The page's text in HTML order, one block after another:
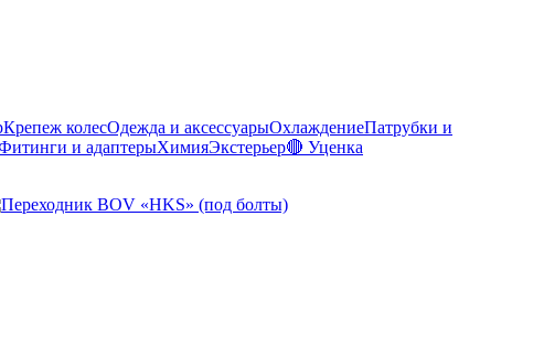
Крепеж колесОдежда и аксессуарыОхлаждениеПатрубки и
и адаптерыХимияЭкстерьер🔴 Уценка